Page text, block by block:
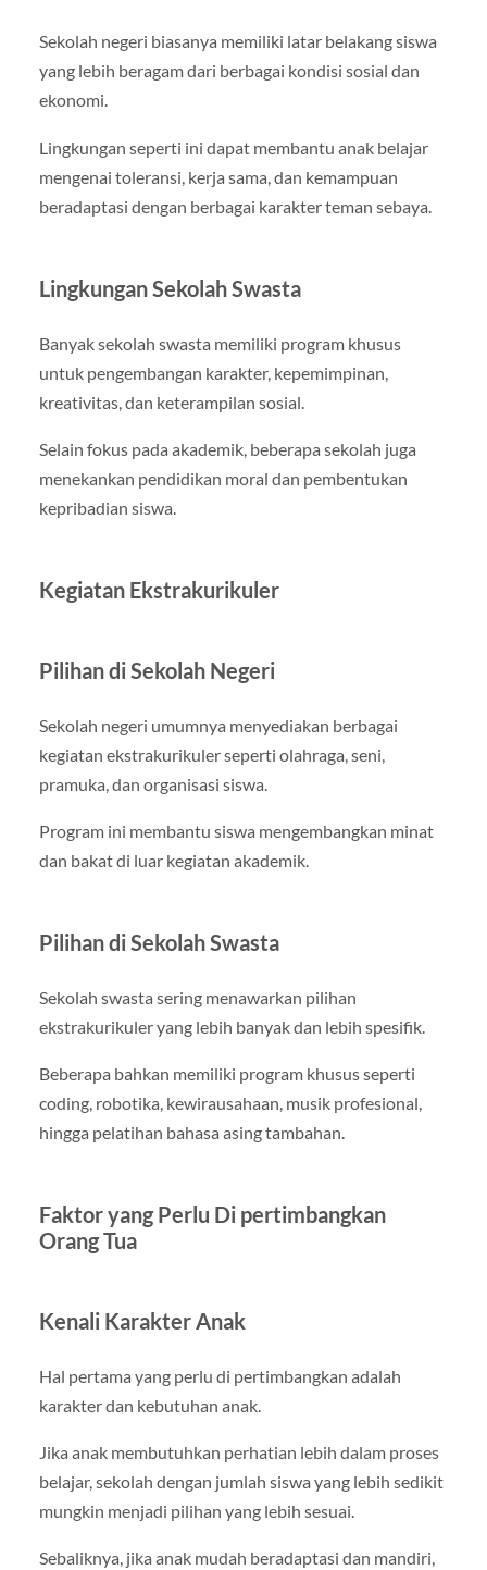
Sekolah negeri biasanya memiliki latar belakang siswa
yang lebih beragam dari berbagai kondisi sosial dan
ekonomi.
Lingkungan seperti ini dapat membantu anak belajar
mengenai toleransi, kerja sama, dan kemampuan
beradaptasi dengan berbagai karakter teman sebaya.
Lingkungan Sekolah Swasta
Banyak sekolah swasta memiliki program khusus
untuk pengembangan karakter, kepemimpinan,
kreativitas, dan keterampilan sosial.
Selain fokus pada akademik, beberapa sekolah juga
menekankan pendidikan moral dan pembentukan
kepribadian siswa.
Kegiatan Ekstrakurikuler
Pilihan di Sekolah Negeri
Sekolah negeri umumnya menyediakan berbagai
kegiatan ekstrakurikuler seperti olahraga, seni,
pramuka, dan organisasi siswa.
Program ini membantu siswa mengembangkan minat
dan bakat di luar kegiatan akademik.
Pilihan di Sekolah Swasta
Sekolah swasta sering menawarkan pilihan
ekstrakurikuler yang lebih banyak dan lebih spesifik.
Beberapa bahkan memiliki program khusus seperti
coding, robotika, kewirausahaan, musik profesional,
hingga pelatihan bahasa asing tambahan.
Faktor yang Perlu Di pertimbangkan
Orang Tua
Kenali Karakter Anak
Hal pertama yang perlu di pertimbangkan adalah
karakter dan kebutuhan anak.
Jika anak membutuhkan perhatian lebih dalam proses
belajar, sekolah dengan jumlah siswa yang lebih sedikit
mungkin menjadi pilihan yang lebih sesuai.
Sebaliknya, jika anak mudah beradaptasi dan mandiri,